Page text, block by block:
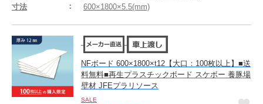
寸法
600×1800×5.5(mm)
NFボード 600×1800×t12【大口：100枚以上】■送
料無料■再生プラスチックボード スケボー 養豚場
壁材 JFEプラリソース
SALE